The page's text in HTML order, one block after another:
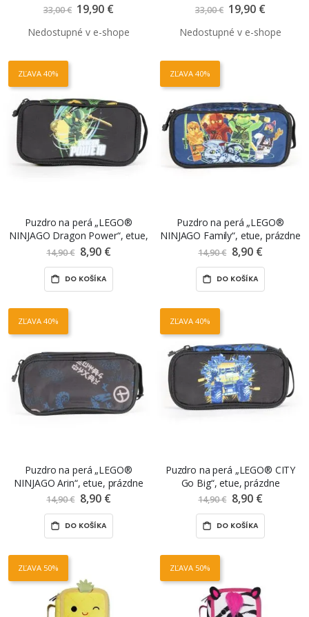
33,00 € Znížená
cena
19,90 € 33,00 € Znížená
cena
19,90 €
ZĽAVA 40%
Puzdro na perá „LEGO®
NINJAGO Dragon Power“, etue,
prázdne
14,90 € Znížená
cena
8,90 €
DO KOŠÍKA
ZĽAVA 40%
Puzdro na perá „LEGO®
NINJAGO Family“, etue, prázdne
14,90 € Znížená
cena
8,90 €
DO KOŠÍKA
ZĽAVA 40%
Puzdro na perá „LEGO®
NINJAGO Arin“, etue, prázdne
14,90 € Znížená
cena
8,90 €
DO KOŠÍKA
ZĽAVA 40%
Puzdro na perá „LEGO® CITY
Go Big“, etue, prázdne
14,90 € Znížená
cena
8,90 €
DO KOŠÍKA
ZĽAVA 50% ZĽAVA 50%